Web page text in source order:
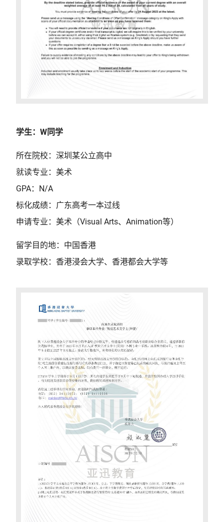
学生：W同学
所在院校：深圳某公立高中
就读专业：美术
GPA：N/A
标化成绩：广东高考一本过线
申请专业：美术（Visual Arts、Animation等）
留学目的地：中国香港
录取学校：香港浸会大学、香港都会大学等